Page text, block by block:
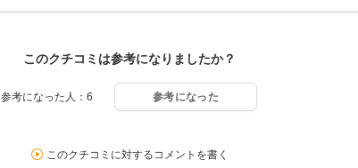
このクチコミは参考になりましたか？
参考になった人：6 参考になった
このクチコミに対するコメントを書く